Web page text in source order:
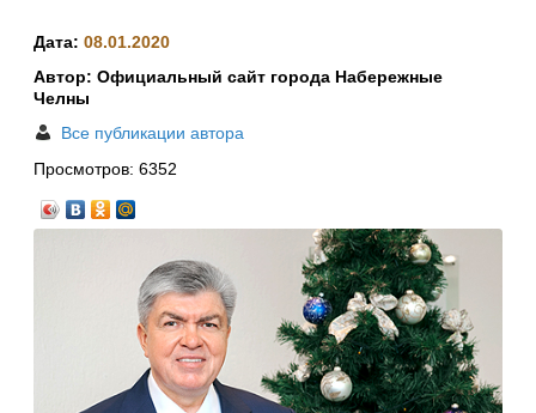
Дата: 08.01.2020
Автор: Официальный сайт города Набережные
Челны
Все публикации автора
Просмотров: 6352